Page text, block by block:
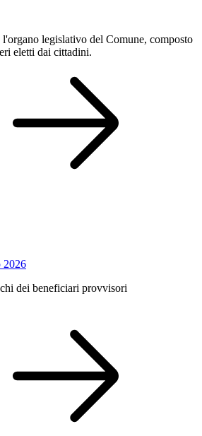
legislativo del Comune, composto
eletti dai cittadini.
2026
dei beneficiari provvisori